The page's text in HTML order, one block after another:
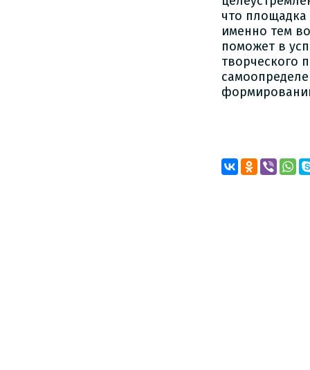
что площадка
именно тем
поможет в
творческого